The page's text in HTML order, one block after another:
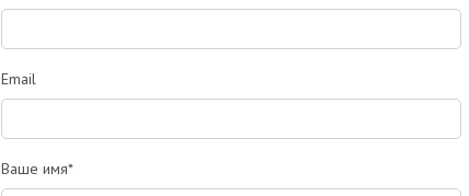
Email
Ваше имя*